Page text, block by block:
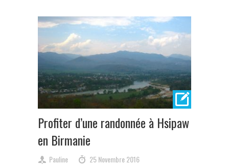
Profiter d’une randonnée à Hsipaw
en Birmanie
Pauline 25 Novembre 2016